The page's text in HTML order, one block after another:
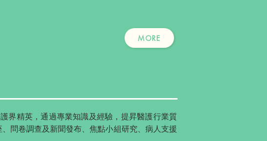
MORE
界精英，通過專業知識及經驗，提昇醫護行業質
問卷調查及新聞發布、焦點小組研究、病人支援